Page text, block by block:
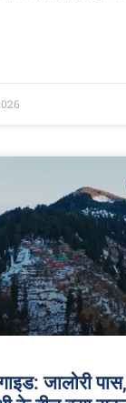
जालोरी